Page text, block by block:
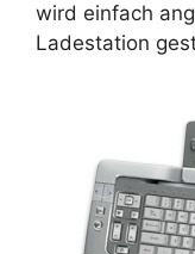
wird einfach
Ladestation